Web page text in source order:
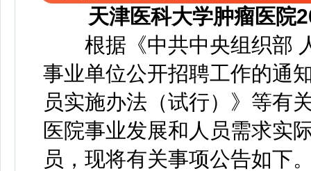
天津医科大学肿瘤医院
根据《中共中央组织部
事业单位公开招聘工作的通
员实施办法（试行）》等有
医院事业发展和人员需求实
员，现将有关事项公告如下